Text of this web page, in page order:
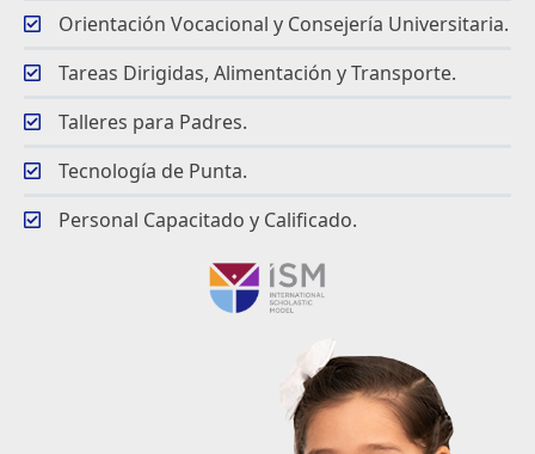
Orientación Vocacional y Consejería Universitaria.
Tareas Dirigidas, Alimentación y Transporte.
Talleres para Padres.
Tecnología de Punta.
Personal Capacitado y Calificado.